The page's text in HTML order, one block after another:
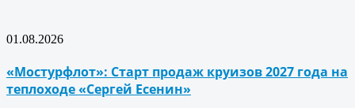
01.08.2026
«Мостурфлот»: Старт продаж круизов 2027 года на
теплоходе «Сергей Есенин»